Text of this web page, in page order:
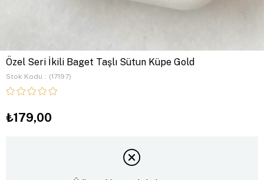
Özel Seri İkili Baget Taşlı Sütun Küpe Gold
Stok Kodu (17197)
₺179,00